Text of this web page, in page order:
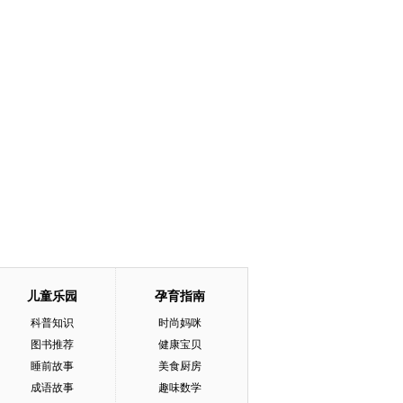
儿童乐园
科普知识
图书推荐
睡前故事
成语故事
孕育指南
时尚妈咪
健康宝贝
美食厨房
趣味数学